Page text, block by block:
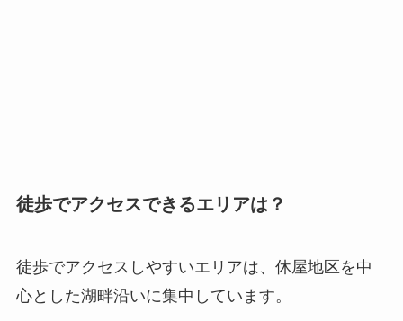
徒歩でアクセスできるエリアは？
徒歩でアクセスしやすいエリアは、休屋地区を中
心とした湖畔沿いに集中しています。